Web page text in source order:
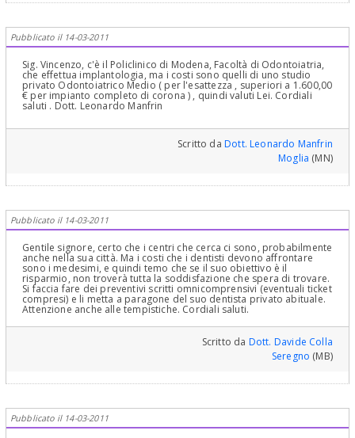
Pubblicato il 14-03-2011
Sig. Vincenzo, c'è il Policlinico di Modena, Facoltà di Odontoiatria,
che effettua implantologia, ma i costi sono quelli di uno studio
privato Odontoiatrico Medio ( per l'esattezza , superiori a 1.600,00
€ per impianto completo di corona ) , quindi valuti Lei. Cordiali
saluti . Dott. Leonardo Manfrin
Scritto daDott. Leonardo Manfrin
Moglia (MN)
Pubblicato il 14-03-2011
Gentile signore, certo che i centri che cerca ci sono, probabilmente
anche nella sua città. Ma i costi che i dentisti devono affrontare
sono i medesimi, e quindi temo che se il suo obiettivo è il
risparmio, non troverà tutta la soddisfazione che spera di trovare.
Si faccia fare dei preventivi scritti omnicomprensivi (eventuali ticket
compresi) e li metta a paragone del suo dentista privato abituale.
Attenzione anche alle tempistiche. Cordiali saluti.
Scritto da Dott. Davide Colla
Seregno (MB)
Pubblicato il 14-03-2011